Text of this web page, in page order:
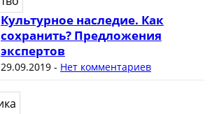
Культурное наследие. Как
сохранить? Предложения
экспертов
29.09.2019- Нет комментариев